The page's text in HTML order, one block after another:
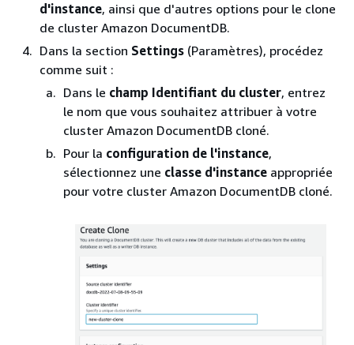
d'instance, ainsi que d'autres options pour le clone
de cluster Amazon DocumentDB.
Dans la section Settings (Paramètres), procédez
comme suit :
Dans le champ Identifiant du cluster, entrez
le nom que vous souhaitez attribuer à votre
cluster Amazon DocumentDB cloné.
Pour la configuration de l'instance,
sélectionnez une classe d'instance appropriée
pour votre cluster Amazon DocumentDB cloné.